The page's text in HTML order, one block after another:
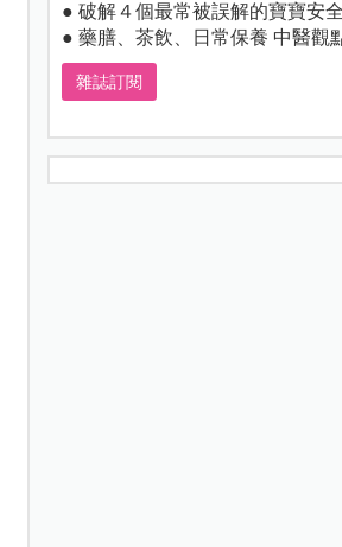
● 破解４個最常被誤解的寶寶安
● 藥膳、茶飲、日常保養 中醫觀
雜誌訂閱